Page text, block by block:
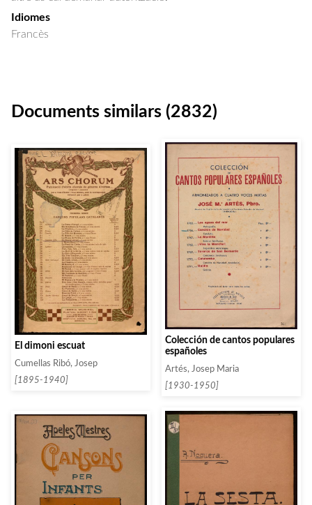
Idiomes
Francès
Documents similars (2832)
El dimoni escuat
Cumellas Ribó, Josep
[1895-1940]
Colección de cantos populares
españoles
Artés, Josep Maria
[1930-1950]